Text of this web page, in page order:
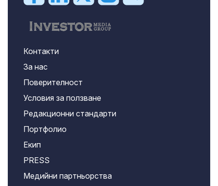
Контакти
За нас
Поверителност
Условия за ползване
Редакционни стандарти
Портфолио
Екип
PRESS
Медийни партньорства